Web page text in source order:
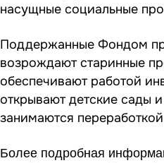
насущные социальные
Поддержанные Фондом
возрождают старинные
обеспечивают работой
открывают детские сады
занимаются
Более подробная